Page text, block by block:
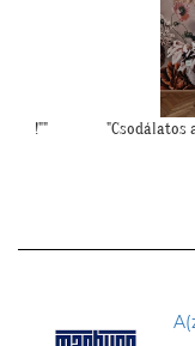
ahogy
""Még